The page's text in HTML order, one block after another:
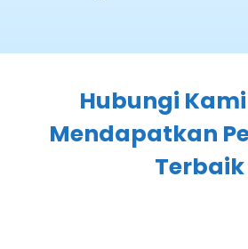
Hubungi
Mendapatkan
Terbaik